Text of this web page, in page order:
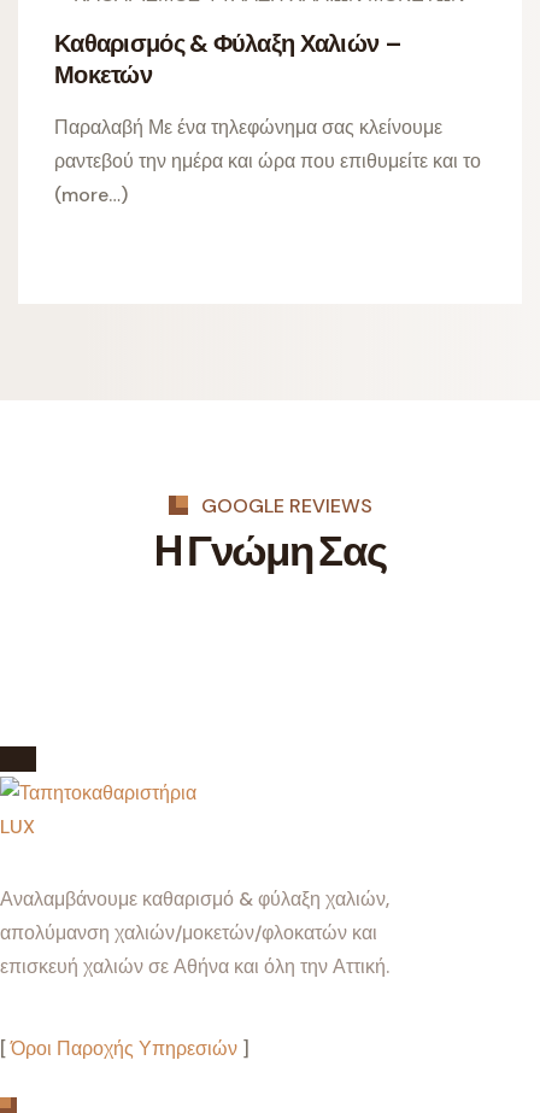
Καθαρισμός & Φύλαξη Χαλιών –
Μοκετών
Παραλαβή Με ένα τηλεφώνημα σας κλείνουμε
ραντεβού την ημέρα και ώρα που επιθυμείτε και το
(more…)
GOOGLE REVIEWS
H Γνώμη Σας
Αναλαμβάνουμε καθαρισμό & φύλαξη χαλιών,
απολύμανση χαλιών/μοκετών/φλοκατών και
επισκευή χαλιών σε Αθήνα και όλη την Αττική.
[Όροι Παροχής Υπηρεσιών ]